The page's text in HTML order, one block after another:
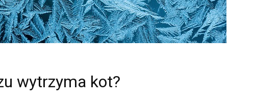
wytrzyma kot?